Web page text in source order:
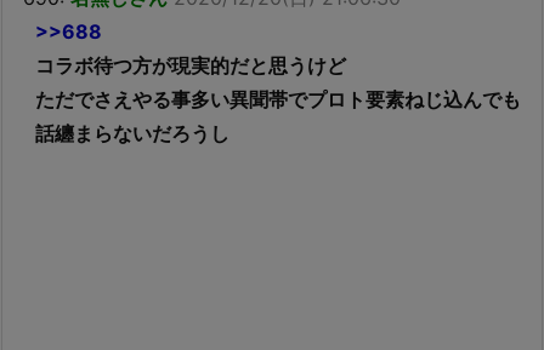
>>688
コラボ待つ方が現実的だと思うけど
ただでさえやる事多い異聞帯でプロト要素ねじ込んでも
話纏まらないだろうし